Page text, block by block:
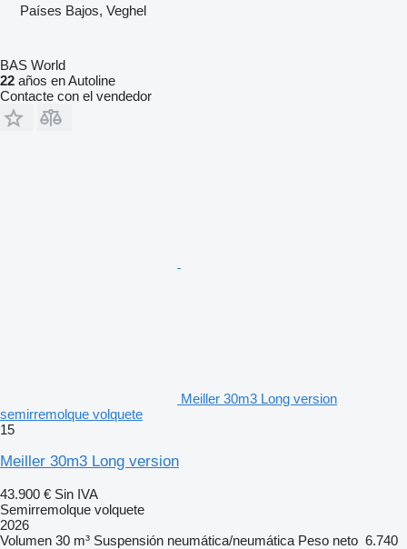
Países Bajos, Veghel
BAS World
22 años en Autoline
Contacte con el vendedor
Meiller 30m3 Long version
semirremolque volquete
15
Meiller 30m3 Long version
43.900 € Sin IVA
Semirremolque volquete
2026
Volumen 30 m³ Suspensión neumática/neumática Peso neto 6.740